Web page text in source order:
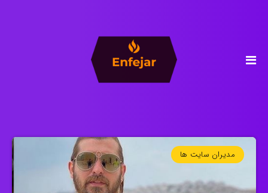
مدیران سایت ها